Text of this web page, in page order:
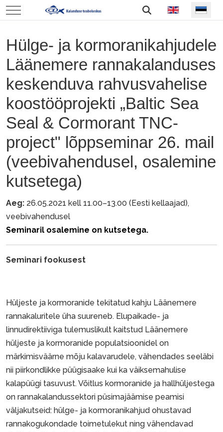
Mobile Menu Toggle Vali keel
Hülge- ja kormoranikahjudele
Läänemere rannakalanduses
keskenduva rahvusvahelise
koostööprojekti „Baltic Sea
Seal & Cormorant TNC-
project" lõppseminar 26. mail
(veebivahendusel, osalemine
kutsetega)
Aeg: 26.05.2021 kell 11.00–13.00 (Eesti kellaajad),
veebivahendusel
Seminaril osalemine on kutsetega.
Seminari fookusest
Hüljeste ja kormoranide tekitatud kahju Läänemere
rannakaluritele üha suureneb. Elupaikade- ja
linnudirektiiviga tulemuslikult kaitstud Läänemere
hüljeste ja kormoranide populatsioonidel on
märkimisväärne mõju kalavarudele, vähendades seeläbi
nii piirkondlikke püügisaake kui ka väiksemahulise
kalapüügi tasuvust. Võitlus kormoranide ja hallhüljestega
on rannakalandussektori püsimajäämise peamisi
väljakutseid: hülge- ja kormoranikahjud ohustavad
rannakogukondade toimetulekut ning vähendavad